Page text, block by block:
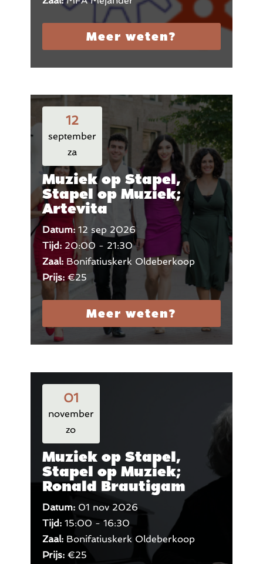
Meer weten?
12
september
za
Muziek op Stapel,
Stapel op Muziek;
Artevita
Datum: 12 sep 2026
Tijd: 20:00 - 21:30
Zaal: Bonifatiuskerk Oldeberkoop
Prijs: €25
Meer weten?
01
november
zo
Muziek op Stapel,
Stapel op Muziek;
Ronald Brautigam
Datum: 01 nov 2026
Tijd: 15:00 - 16:30
Zaal: Bonifatiuskerk Oldeberkoop
Prijs: €25